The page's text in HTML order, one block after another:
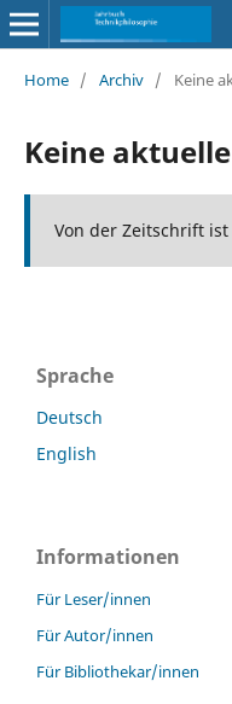
Home / Archiv / Keine
Keine
Von der Zeitschrift
Sprache
Deutsch
English
Informationen
Für Leser/innen
Für Autor/innen
Für Bibliothekar/innen